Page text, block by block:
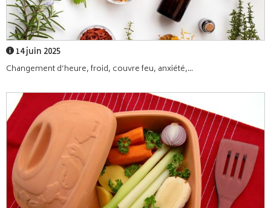
14 juin 2025
Changement d’heure, froid, couvre feu, anxiété,...